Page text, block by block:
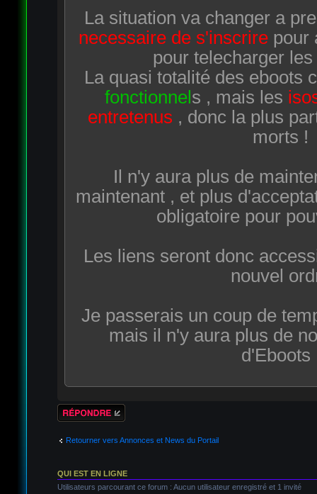
La situation va changer a
necessaire de s'inscrire pour
pour telecharger
La quasi totalité des eboots
fonctionnels , mais les
entretenus , donc la plus
morts !
Il n'y aura plus de
maintenant , et plus
obligatoire pour
Les liens seront donc
nouvel
Je passerais un coup de
mais il n'y aura plus de
d'Eboots
Répondre
Retourner vers Annonces et News du Portail
QUI EST EN LIGNE
Utilisateurs parcourant ce forum : Aucun utilisateur enregistré et 1 invité